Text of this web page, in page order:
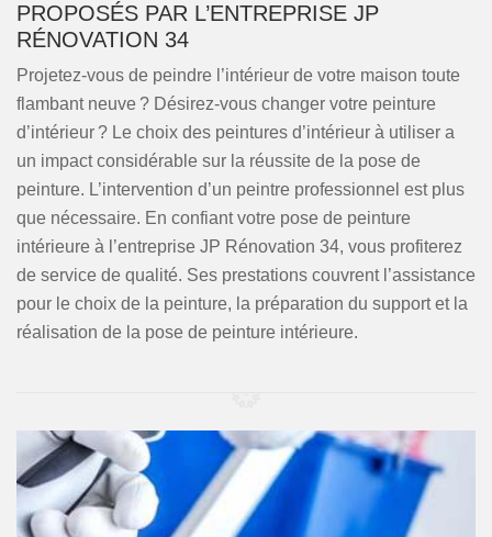
PROPOSÉS PAR L’ENTREPRISE JP
RÉNOVATION 34
Projetez-vous de peindre l’intérieur de votre maison toute
flambant neuve ? Désirez-vous changer votre peinture
d’intérieur ? Le choix des peintures d’intérieur à utiliser a
un impact considérable sur la réussite de la pose de
peinture. L’intervention d’un peintre professionnel est plus
que nécessaire. En confiant votre pose de peinture
intérieure à l’entreprise JP Rénovation 34, vous profiterez
de service de qualité. Ses prestations couvrent l’assistance
pour le choix de la peinture, la préparation du support et la
réalisation de la pose de peinture intérieure.